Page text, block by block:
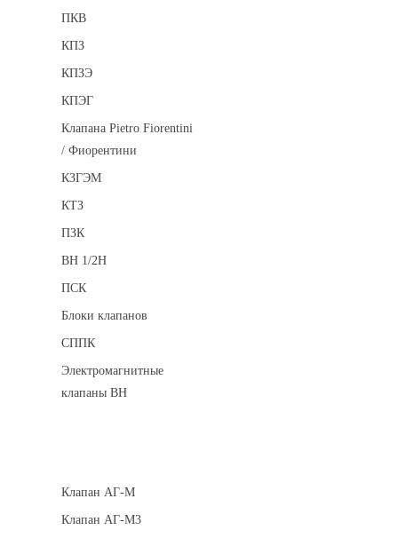
ПКВ
КПЗ
КПЗЭ
КПЭГ
Клапана Pietro Fiorentini
/ Фиорентини
КЗГЭМ
КТЗ
ПЗК
ВН 1/2Н
ПСК
Блоки клапанов
СППК
Электромагнитные
клапаны ВН
Клапан АГ-М
Клапан АГ-М3